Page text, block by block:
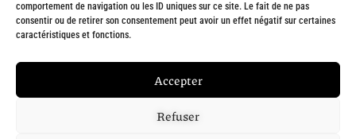
comportement de navigation ou les ID uniques sur ce site. Le fait de ne pas
consentir ou de retirer son consentement peut avoir un effet négatif sur certaines
caractéristiques et fonctions.
Accepter
Refuser
Fait avec